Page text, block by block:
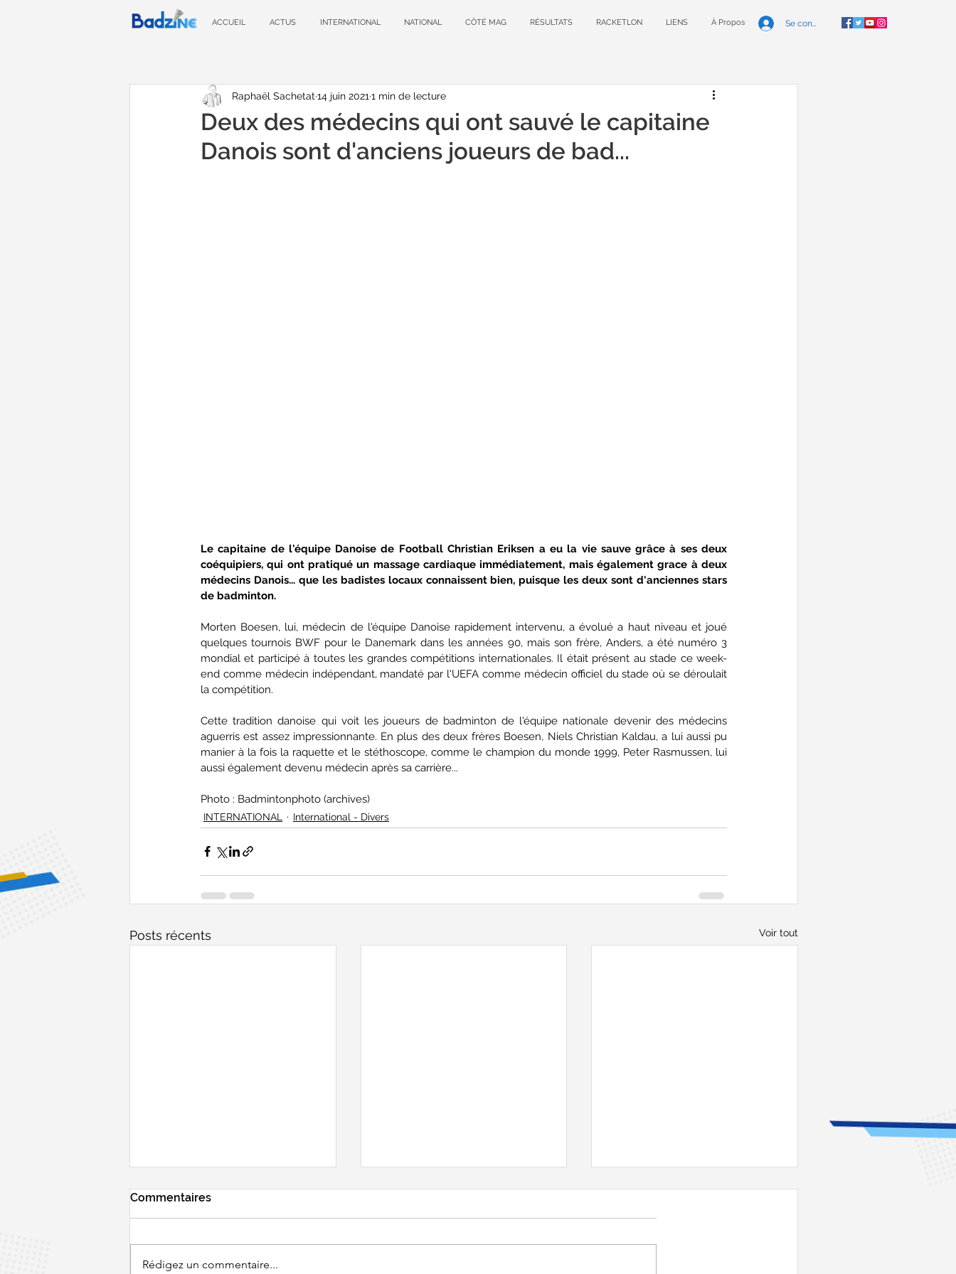
ACCUEIL ACTUS INTERNATIONAL NATIONAL CÔTÉ MAG RÉSULTATS RACKETLON LIENS À Propos Se connecter
Deux des médecins qui ont sauvé le capitaine
Danois sont d'anciens joueurs de bad...
Raphaël Sachetat 14 juin 2021 1 min de lecture
Le capitaine de l'équipe Danoise de Football Christian Eriksen a eu la vie sauve grâce à ses deux
coéquipiers, qui ont pratiqué un massage cardiaque immédiatement, mais également grace à deux
médecins Danois... que les badistes locaux connaissent bien, puisque les deux sont d'anciennes stars
de badminton.
Morten Boesen, lui, médecin de l'équipe Danoise rapidement intervenu, a évolué a haut niveau et joué
quelques tournois BWF pour le Danemark dans les années 90, mais son frère, Anders, a été numéro 3
mondial et participé à toutes les grandes compétitions internationales. Il était présent au stade ce week-
end comme médecin indépendant, mandaté par l'UEFA comme médecin officiel du stade où se déroulait
la compétition.
Cette tradition danoise qui voit les joueurs de badminton de l'équipe nationale devenir des médecins
aguerris est assez impressionnante. En plus des deux frères Boesen, Niels Christian Kaldau, a lui aussi pu
manier à la fois la raquette et le stéthoscope, comme le champion du monde 1999, Peter Rasmussen, lui
aussi également devenu médecin après sa carrière...
Photo : Badmintonphoto (archives)
INTERNATIONAL International - Divers
Posts récents Voir tout
Commentaires
Rédigez un commentaire...